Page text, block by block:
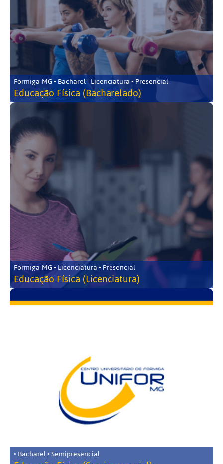
Formiga-MG • Bacharel - Licenciatura • Presencial
Educação Física (Bacharelado)
Formiga-MG • Licenciatura • Presencial
Educação Física (Licenciatura)
• Bacharel • Semipresencial